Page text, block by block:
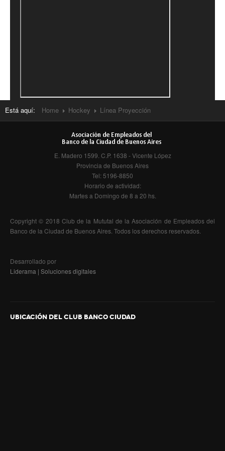
Está aquí: Home Hockey Línea Proyección
E. Madero 1599. C.P. 1638 - Vicente López
Provincia de Buenos Aires
Tel: 5196-8850
Horario de actividad:
Martes a Domingo de 8 a 20 hs.
Copyright © 2018 Club de la Mututal de la Asociación de Empleados del
Banco de la Ciudad de Buenos Aires. Todos los derechos reservados.
Desarrollado por
Liderama | Soluciones digitales
UBICACIÓN DEL CLUB BANCO CIUDAD